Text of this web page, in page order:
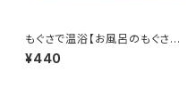
もぐさで温浴【お風呂のもぐさ】
御百草 30g×2p<ゆうパケット
便利用可>
¥440